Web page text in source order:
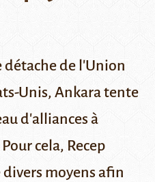
détache de l'Union
Unis, Ankara tente
d'alliances à
cela, Recep
moyens afin